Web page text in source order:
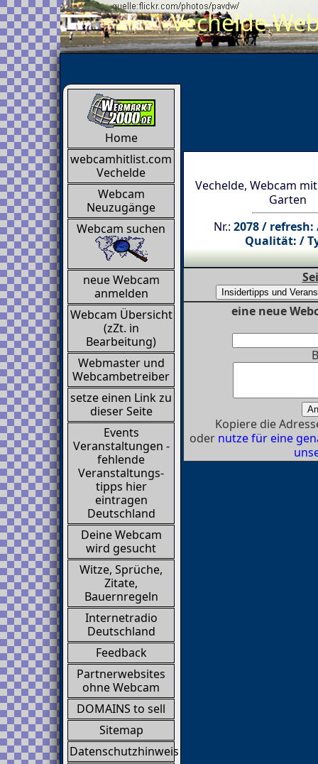
Vechelde
Home
webcamhitlist.com
Vechelde
Webcam
Neuzugänge
Webcam suchen
neue Webcam
anmelden
Webcam Übersicht
(zZt. in
Bearbeitung)
Webmaster und
Webcambetreiber
setze einen Link zu
dieser Seite
Events
Veranstaltungen -
fehlende
Veranstaltungs-
tipps hier
eintragen
Deutschland
Deine Webcam
wird gesucht
Witze, Sprüche,
Zitate,
Bauernregeln
Internetradio
Deutschland
Feedback
Partnerwebsites
ohne Webcam
DOMAINS to sell
Sitemap
Datenschutzhinweis
Vechelde, Webcam
Garten
Nr.: 2078 / refresh:
Qualität: /
eine neue
Kopiere die
oder nutze für eine